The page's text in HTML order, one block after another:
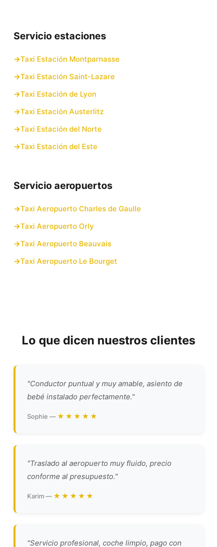
Servicio estaciones
Taxi Estación Montparnasse
Taxi Estación Saint-Lazare
Taxi Estación de Lyon
Taxi Estación Austerlitz
Taxi Estación del Norte
Taxi Estación del Este
Servicio aeropuertos
Taxi Aeropuerto Charles de Gaulle
Taxi Aeropuerto Orly
Taxi Aeropuerto Beauvais
Taxi Aeropuerto Le Bourget
Lo que dicen nuestros clientes
"Conductor puntual y muy amable, asiento de
bebé instalado perfectamente."
Sophie — ★★★★★
"Traslado al aeropuerto muy fluido, precio
conforme al presupuesto."
Karim — ★★★★★
"Servicio profesional, coche limpio, pago con